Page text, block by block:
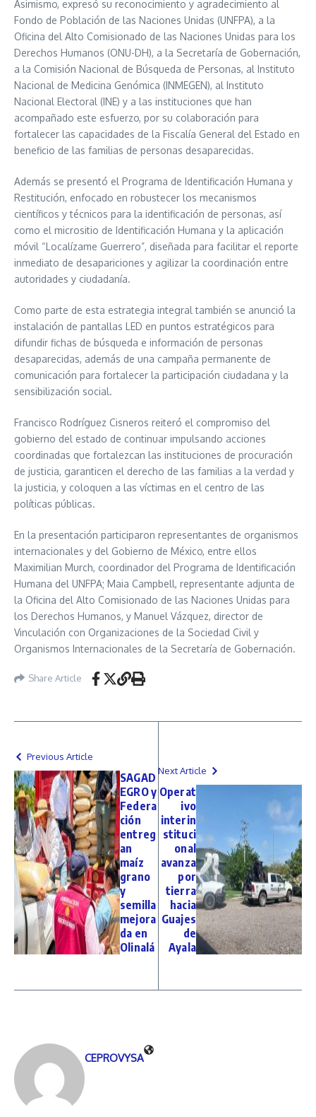
Asimismo, expresó su reconocimiento y agradecimiento al
Fondo de Población de las Naciones Unidas (UNFPA), a la
Oficina del Alto Comisionado de las Naciones Unidas para los
Derechos Humanos (ONU-DH), a la Secretaría de Gobernación,
a la Comisión Nacional de Búsqueda de Personas, al Instituto
Nacional de Medicina Genómica (INMEGEN), al Instituto
Nacional Electoral (INE) y a las instituciones que han
acompañado este esfuerzo, por su colaboración para
fortalecer las capacidades de la Fiscalía General del Estado en
beneficio de las familias de personas desaparecidas.
Además se presentó el Programa de Identificación Humana y
Restitución, enfocado en robustecer los mecanismos
científicos y técnicos para la identificación de personas, así
como el micrositio de Identificación Humana y la aplicación
móvil “Localízame Guerrero”, diseñada para facilitar el reporte
inmediato de desapariciones y agilizar la coordinación entre
autoridades y ciudadanía.
Como parte de esta estrategia integral también se anunció la
instalación de pantallas LED en puntos estratégicos para
difundir fichas de búsqueda e información de personas
desaparecidas, además de una campaña permanente de
comunicación para fortalecer la participación ciudadana y la
sensibilización social.
Francisco Rodríguez Cisneros reiteró el compromiso del
gobierno del estado de continuar impulsando acciones
coordinadas que fortalezcan las instituciones de procuración
de justicia, garanticen el derecho de las familias a la verdad y
la justicia, y coloquen a las víctimas en el centro de las
políticas públicas.
En la presentación participaron representantes de organismos
internacionales y del Gobierno de México, entre ellos
Maximilian Murch, coordinador del Programa de Identificación
Humana del UNFPA; Maia Campbell, representante adjunta de
la Oficina del Alto Comisionado de las Naciones Unidas para
los Derechos Humanos, y Manuel Vázquez, director de
Vinculación con Organizaciones de la Sociedad Civil y
Organismos Internacionales de la Secretaría de Gobernación.
Share Article
Previous Article
SAGAD
EGRO y
Federa
ción
entreg
an
maíz
grano
y
semilla
mejora
da en
Olinalá
Next Article
Operat
ivo
interin
stituci
onal
avanza
por
tierra
hacia
Guajes
de
Ayala
CEPROVYSA